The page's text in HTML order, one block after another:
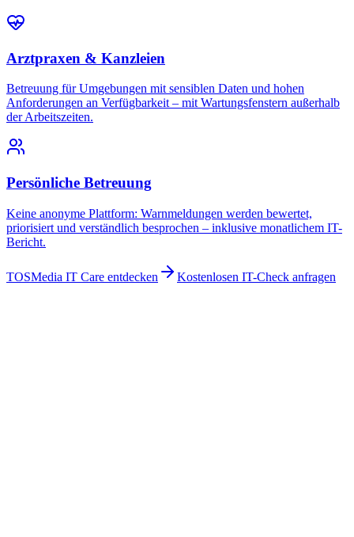
Arztpraxen & Kanzleien
Betreuung für Umgebungen mit sensiblen Daten und hohen
Anforderungen an Verfügbarkeit – mit Wartungsfenstern außerhalb
der Arbeitszeiten.
Persönliche Betreuung
Keine anonyme Plattform: Warnmeldungen werden bewertet,
priorisiert und verständlich besprochen – inklusive monatlichem IT-
Bericht.
TOSMedia IT Care entdecken Kostenlosen IT-Check anfragen